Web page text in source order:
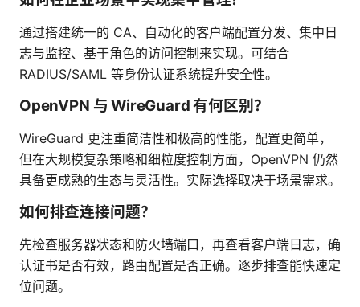
通过搭建统一的 CA、自动化的客户端配置分发、集中日
志与监控、基于角色的访问控制来实现。可结合
RADIUS/SAML 等身份认证系统提升安全性。
OpenVPN 与 WireGuard 有何区别？
WireGuard 更注重简洁性和极高的性能，配置更简单，
但在大规模复杂策略和细粒度控制方面，OpenVPN 仍然
具备更成熟的生态与灵活性。实际选择取决于场景需求。
如何排查连接问题？
先检查服务器状态和防火墙端口，再查看客户端日志，确
认证书是否有效，路由配置是否正确。逐步排查能快速定
位问题。